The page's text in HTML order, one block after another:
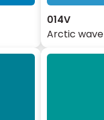
014V
Arctic wave